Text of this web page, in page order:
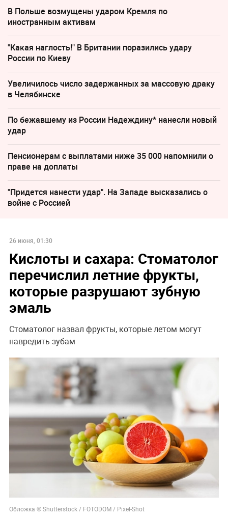
В Польше возмущены ударом Кремля по
иностранным активам
"Какая наглость!" В Британии поразились удару
России по Киеву
Увеличилось число задержанных за массовую драку
в Челябинске
По бежавшему из России Надеждину* нанесли новый
удар
Пенсионерам с выплатами ниже 35 000 напомнили о
праве на доплаты
"Придется нанести удар". На Западе высказались о
войне с Россией
26 июня, 01:30
Кислоты и сахара: Стоматолог
перечислил летние фрукты,
которые разрушают зубную
эмаль
Стоматолог назвал фрукты, которые летом могут
навредить зубам
Обложка © Shutterstock / FOTODOM / Pixel-Shot